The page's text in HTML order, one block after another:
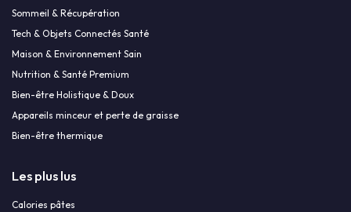
Sommeil & Récupération
Tech & Objets Connectés Santé
Maison & Environnement Sain
Nutrition & Santé Premium
Bien-être Holistique & Doux
Appareils minceur et perte de graisse
Bien-être thermique
Les plus lus
Calories pâtes